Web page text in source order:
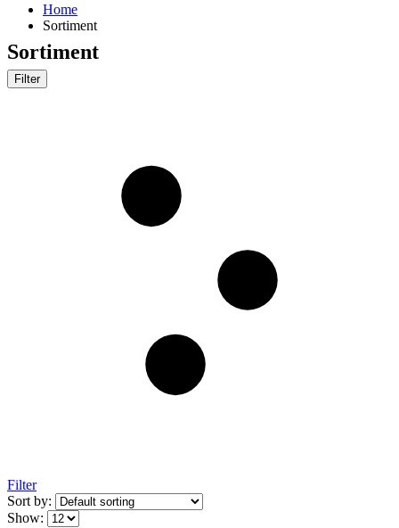
Home
Sortiment
Sortiment
Filter
Filter
Sort by:
Show: